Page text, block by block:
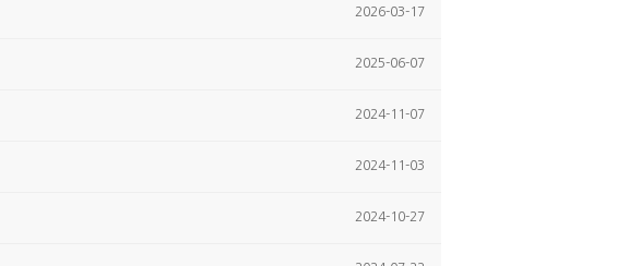
2026-03-17
2025-06-07
2024-11-07
2024-11-03
2024-10-27